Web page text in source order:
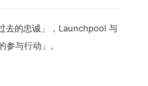
去的忠诚」，Launchpool 与
与行动」。